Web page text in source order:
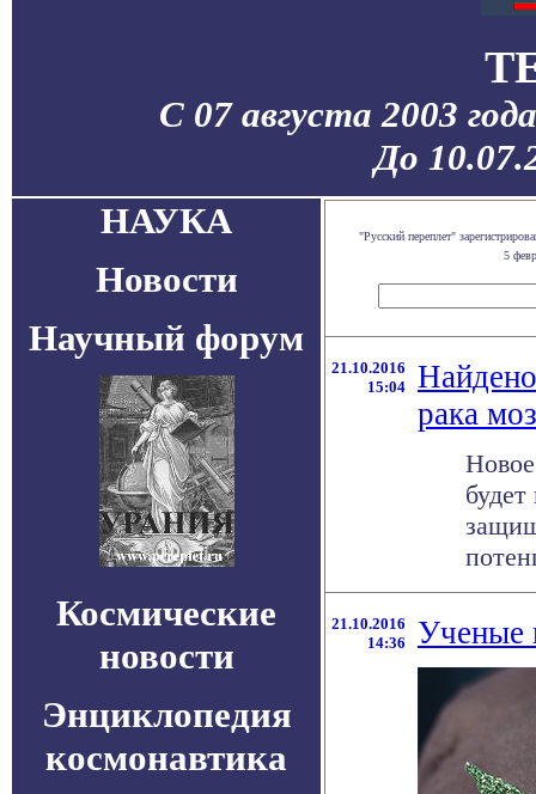
С 07 августа 2003
До
НАУКА
Новости
Научный форум
Космические
новости
Энциклопедия
космонавтика
"Русский переплет"
5
21.10.2016
15:04
рака
21.10.2016
14:36
Ученые